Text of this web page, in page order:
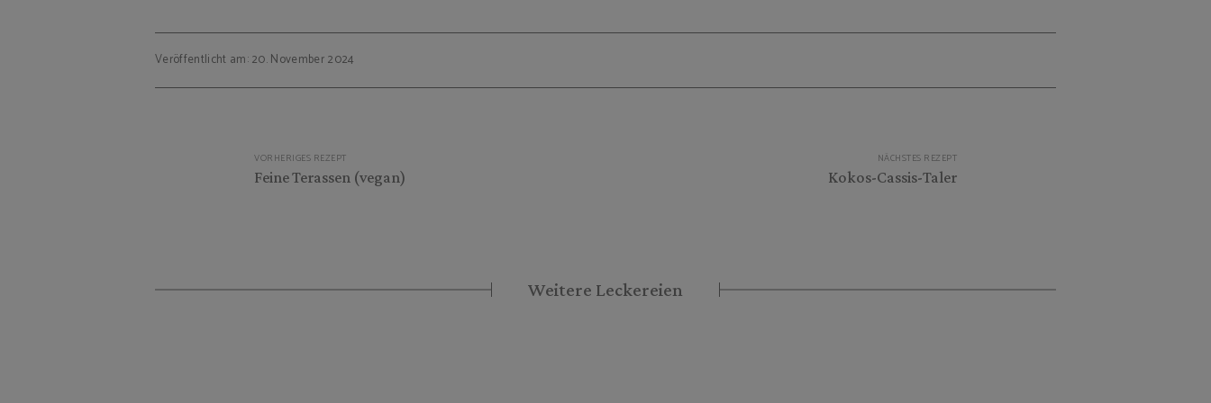
Veröffentlicht am: 20. November 2024
VORHERIGES REZEPT
Feine Terassen (vegan)
NÄCHSTES REZEPT
Kokos-Cassis-Taler
Weitere Leckereien